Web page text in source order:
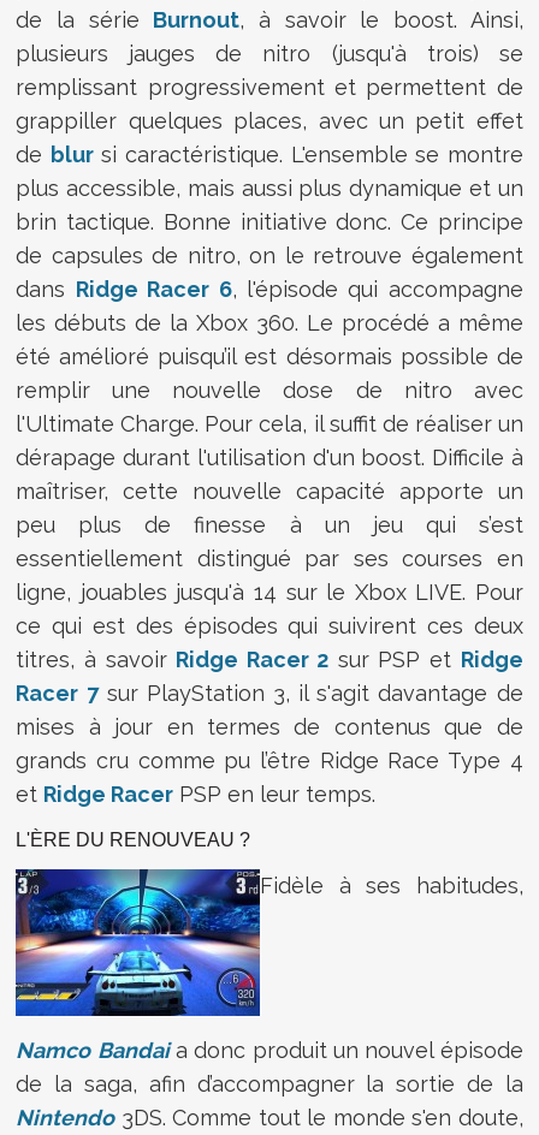
de la série Burnout, à savoir le boost. Ainsi,
plusieurs jauges de nitro (jusqu'à trois) se
remplissant progressivement et permettent de
grappiller quelques places, avec un petit effet
de blursi caractéristique. L'ensemble se montre
plus accessible, mais aussi plus dynamique et un
brin tactique. Bonne initiative donc. Ce principe
de capsules de nitro, on le retrouve également
dans Ridge Racer 6, l'épisode qui accompagne
les débuts de la Xbox 360. Le procédé a même
été amélioré puisqu’il est désormais possible de
remplir une nouvelle dose de nitro avec
l'Ultimate Charge. Pour cela, il suffit de réaliser un
dérapage durant l'utilisation d'un boost. Difficile à
maîtriser, cette nouvelle capacité apporte un
peu plus de finesse à un jeu qui s’est
essentiellement distingué par ses courses en
ligne, jouables jusqu'à 14 sur le Xbox LIVE. Pour
ce qui est des épisodes qui suivirent ces deux
titres, à savoir Ridge Racer 2 sur PSP et Ridge
Racer 7sur PlayStation 3, il s'agit davantage de
mises à jour en termes de contenus que de
grands cru comme pu l’être Ridge Race Type 4
et Ridge Racer PSP en leur temps.
L'ÈRE DU RENOUVEAU ?
Fidèle à ses habitudes,
Namco Bandaia donc produit un nouvel épisode
de la saga, afin d’accompagner la sortie de la
Nintendo3DS. Comme tout le monde s'en doute,